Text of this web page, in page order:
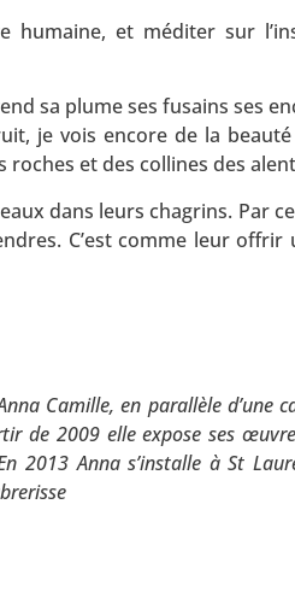
et méditer sur
sa plume ses fusains ses
je vois encore de la beauté
roches et des collines des
dans leurs chagrins. Par
C’est comme leur offrir
Camille, en parallèle d’une
de 2009 elle expose ses
2013 Anna s’installe à St